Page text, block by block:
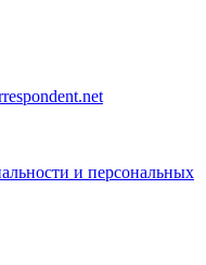
и персональных